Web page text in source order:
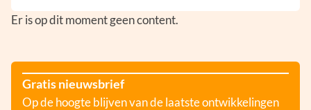
Er is op dit moment geen content.
Gratis nieuwsbrief
Op de hoogte blijven van de laatste ontwikkelingen